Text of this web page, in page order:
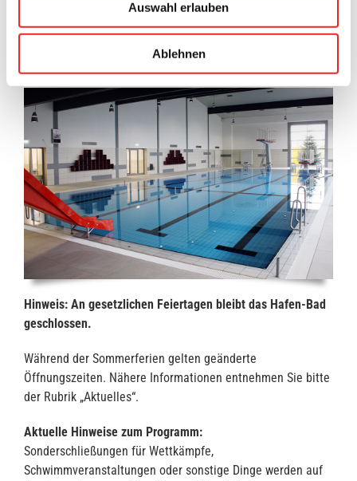
Auswahl erlauben
Ablehnen
Hinweis: An gesetzlichen Feiertagen bleibt das Hafen-Bad
geschlossen.
Während der Sommerferien gelten geänderte
Öffnungszeiten. Nähere Informationen entnehmen Sie bitte
der Rubrik „Aktuelles“.
Aktuelle Hinweise zum Programm:
Sonderschließungen für Wettkämpfe,
Schwimmveranstaltungen oder sonstige Dinge werden auf